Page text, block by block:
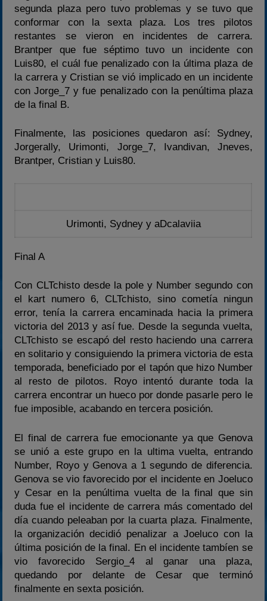
segunda plaza pero tuvo problemas y se tuvo que
conformar con la sexta plaza. Los tres pilotos
restantes se vieron en incidentes de carrera.
Brantper que fue séptimo tuvo un incidente con
Luis80, el cuál fue penalizado con la última plaza de
la carrera y Cristian se vió implicado en un incidente
con Jorge_7 y fue penalizado con la penúltima plaza
de la final B.
Finalmente, las posiciones quedaron así: Sydney,
Jorgerally, Urimonti, Jorge_7, Ivandivan, Jneves,
Brantper, Cristian y Luis80.
Urimonti, Sydney y aDcalaviia
Final A
Con CLTchisto desde la pole y Number segundo con
el kart numero 6, CLTchisto, sino cometía ningun
error, tenía la carrera encaminada hacia la primera
victoria del 2013 y así fue. Desde la segunda vuelta,
CLTchisto se escapó del resto haciendo una carrera
en solitario y consiguiendo la primera victoria de esta
temporada, beneficiado por el tapón que hizo Number
al resto de pilotos. Royo intentó durante toda la
carrera encontrar un hueco por donde pasarle pero le
fue imposible, acabando en tercera posición.
El final de carrera fue emocionante ya que Genova
se unió a este grupo en la ultima vuelta, entrando
Number, Royo y Genova a 1 segundo de diferencia.
Genova se vio favorecido por el incidente en Joeluco
y Cesar en la penúltima vuelta de la final que sin
duda fue el incidente de carrera más comentado del
día cuando peleaban por la cuarta plaza. Finalmente,
la organización decidió penalizar a Joeluco con la
última posición de la final. En el incidente tambíen se
vio favorecido Sergio_4 al ganar una plaza,
quedando por delante de Cesar que terminó
finalmente en sexta posición.